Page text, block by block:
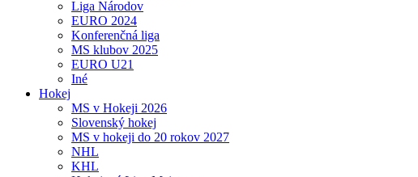
Liga Národov
EURO 2024
Konferenčná liga
MS klubov 2025
EURO U21
Iné
Hokej
MS v Hokeji 2026
Slovenský hokej
MS v hokeji do 20 rokov 2027
NHL
KHL